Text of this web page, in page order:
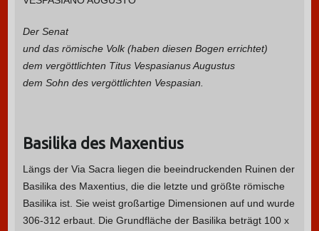
Der Senat
und das römische Volk (haben diesen Bogen errichtet)
dem vergöttlichten Titus Vespasianus Augustus
dem Sohn des vergöttlichten Vespasian.
Basilika des Maxentius
Längs der Via Sacra liegen die beeindruckenden Ruinen der
Basilika des Maxentius, die die letzte und größte römische
Basilika ist. Sie weist großartige Dimensionen auf und wurde
306-312 erbaut. Die Grundfläche der Basilika beträgt 100 x